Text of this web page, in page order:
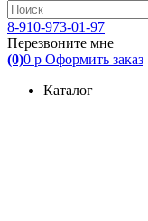
8-910-973-01-97
Перезвоните мне
(0)0 р Оформить заказ
Каталог